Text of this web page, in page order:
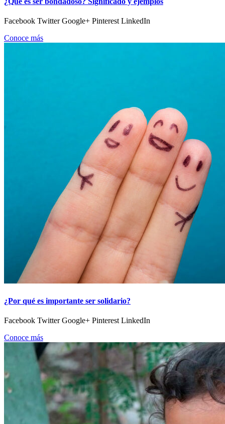
Facebook Twitter Google+ Pinterest LinkedIn
Conoce más
¿Por qué es importante ser solidario?
Facebook Twitter Google+ Pinterest LinkedIn
Conoce más